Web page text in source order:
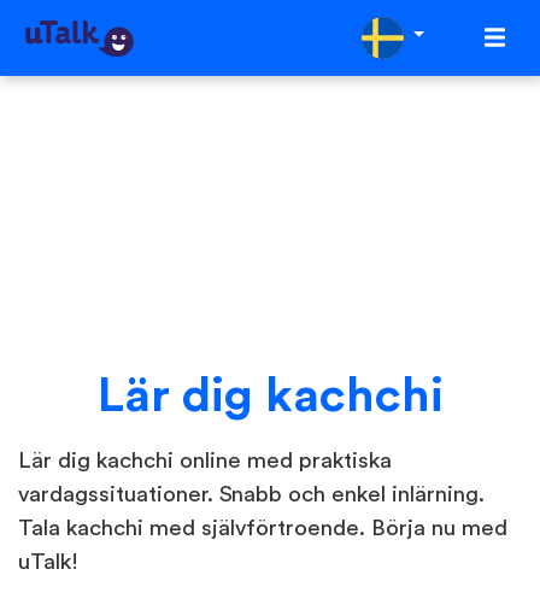
Lär dig kachchi
Lär dig kachchi online med praktiska
vardagssituationer. Snabb och enkel inlärning.
Tala kachchi med självförtroende. Börja nu med
uTalk!